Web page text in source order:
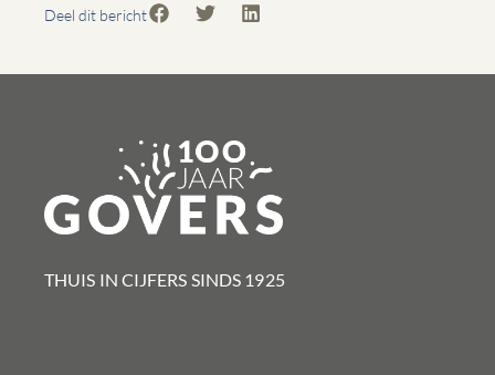
Deel dit bericht
THUIS IN CIJFERS SINDS 1925​